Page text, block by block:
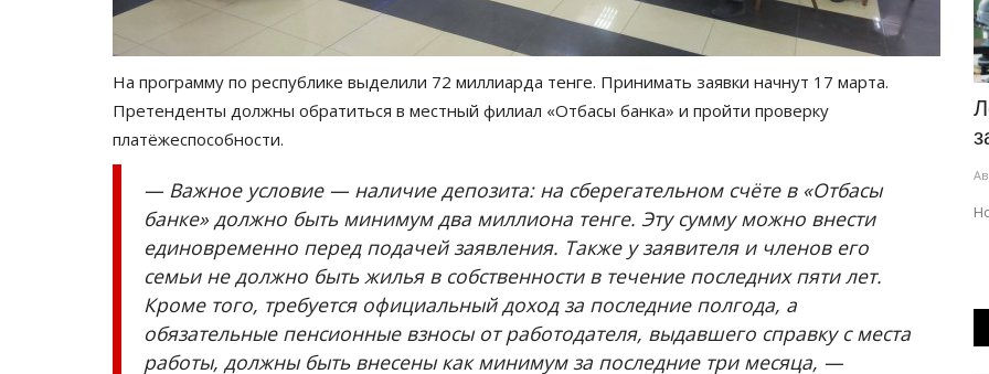
На программу по республике выделили 72 миллиарда тенге. Принимать заявки начнут 17 марта.
Претенденты должны обратиться в местный филиал «Отбасы банка» и пройти проверку
платёжеспособности.
— Важное условие — наличие депозита: на сберегательном счёте в «Отбасы
банке» должно быть минимум два миллиона тенге. Эту сумму можно внести
единовременно перед подачей заявления. Также у заявителя и членов его
семьи не должно быть жилья в собственности в течение последних пяти лет.
Кроме того, требуется официальный доход за последние полгода, а
обязательные пенсионные взносы от работодателя, выдавшего справку с места
работы, должны быть внесены как минимум за последние три месяца, —
Новые возможности для развития
получил конный спорт
Июнь 20, 2026
Спортивный комплекс создан для проведения
соревнований и развития национальных видов...
Выборы в Курултай: о чём говорят
Авг 6, 2026 117
В регионе продолжается предвыборная кампания.